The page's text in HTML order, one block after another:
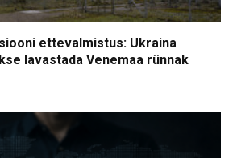
ettevalmistus: Ukraina
lavastada Venemaa rünnak